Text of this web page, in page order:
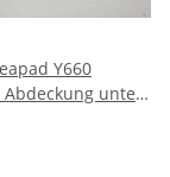
Y660
Abdeckung unten